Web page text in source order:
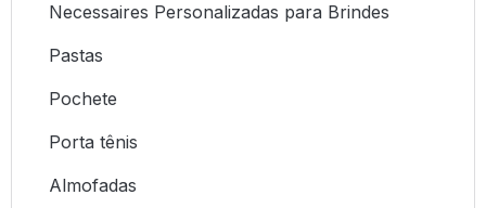
Necessaires Personalizadas para Brindes
Pastas
Pochete
Porta tênis
Almofadas